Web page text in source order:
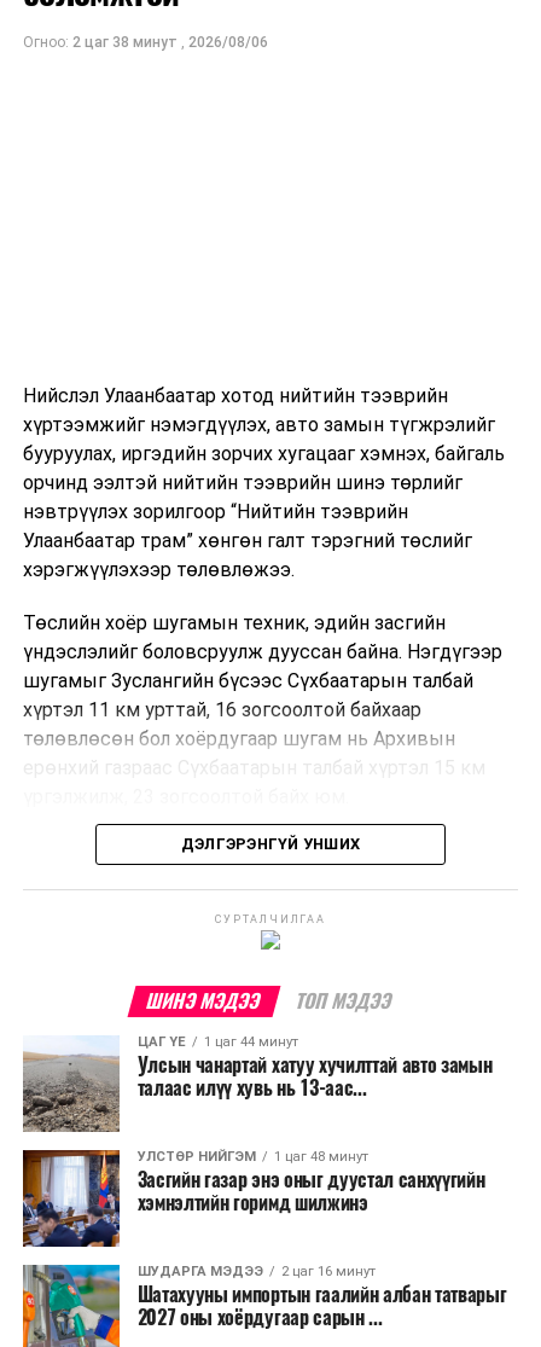
Огноо: 2 цаг 38 минут , 2026/08/06
Нийслэл Улаанбаатар хотод нийтийн тээврийн
хүртээмжийг нэмэгдүүлэх, авто замын түгжрэлийг
бууруулах, иргэдийн зорчих хугацааг хэмнэх, байгаль
орчинд ээлтэй нийтийн тээврийн шинэ төрлийг
нэвтрүүлэх зорилгоор “Нийтийн тээврийн
Улаанбаатар трам” хөнгөн галт тэрэгний төслийг
хэрэгжүүлэхээр төлөвлөжээ.
Төслийн хоёр шугамын техник, эдийн засгийн
үндэслэлийг боловсруулж дууссан байна. Нэгдүгээр
шугамыг Зуслангийн бүсээс Сүхбаатарын талбай
хүртэл 11 км урттай, 16 зогсоолтой байхаар
төлөвлөсөн бол хоёрдугаар шугам нь Архивын
ерөнхий газраас Сүхбаатарын талбай хүртэл 15 км
Төслийг бүрэн хэрэгжүүлснээр цагт 10-12 мянган
Трамвайн системийг хөгжүүлснээр нийтийн тээвэрт
суурилсан хот төлөвлөлтийг дэмжиж, шугам болон
зогсоолуудыг түшиглэсэн худалдаа, үйлчилгээ, орон
сууцны шинэ бүсүүд бий болох боломжтой. Үүний
зэрэгцээ ажлын байр нэмэгдэх, жижиг, дунд
бизнесийн үйл ажиллагаа өргөжих, үл хөдлөх
хөрөнгийн үнэ цэнэ өсөх зэрэг эдийн засгийн эерэг
үр нөлөө үзүүлнэ гэж тооцсон байна.
Трамвай нь цахилгаан эрчим хүчээр ажилладаг тул
ашиглалтын явцад агаар бохирдуулагч бодис шууд
ялгаруулахгүй. Иргэд хувийн автомашинаас их
багтаамжийн нийтийн тээвэрт шилжсэнээр замын
ДЭЛГЭРЭНГҮЙ УНШИХ
СУРТАЛЧИЛГАА
ШИНЭ МЭДЭЭ ТОП МЭДЭЭ
ЦАГ ҮЕ 1 цаг 44 минут
Улсын чанартай хатуу хучилттай авто замын
талаас илүү хувь нь 13-аас...
УЛСТӨР НИЙГЭМ 1 цаг 48 минут
Засгийн газар энэ оныг дуустал санхүүгийн
хэмнэлтийн горимд шилжинэ
ШУДАРГА МЭДЭЭ 2 цаг 16 минут
Шатахууны импортын гаалийн албан татварыг
2027 оны хоёрдугаар сарын ...